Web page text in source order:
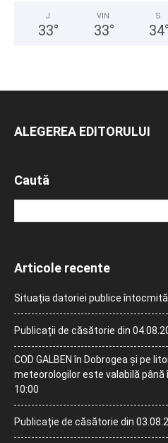
J
33°
VIN
33°
S
34°
ALEGEREA EDITORULUI
Caută
Articole recente
Situația datoriei publice întocmită
Publicații de căsătorie din
COD GALBEN în Dobrogea și pe
meteorologilor este valabilă până
10:00
Publicație de căsătorie din